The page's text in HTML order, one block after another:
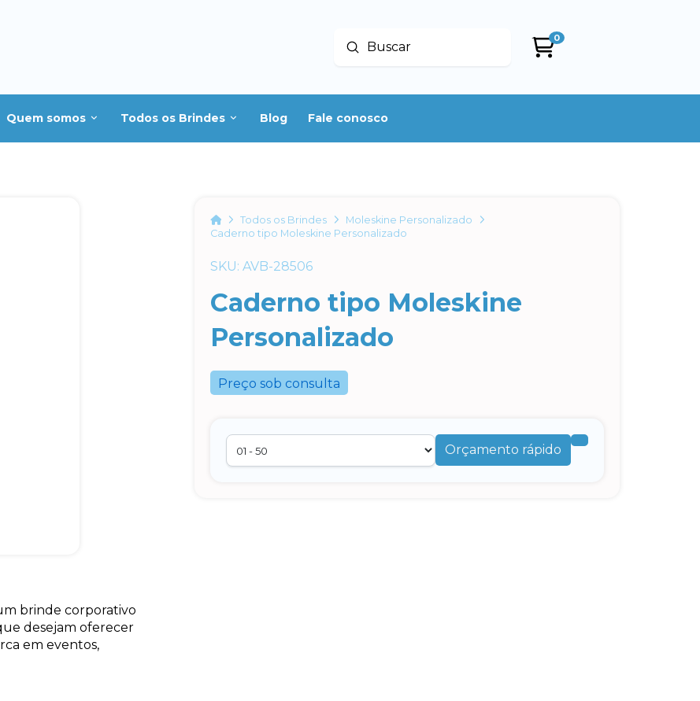
Buscar
Enviar
0
Quem somos Todos os Brindes Blog Fale conosco
HomeTodos os Brindes
Moleskine Personalizado
Caderno tipo Moleskine Personalizado
SKU: AVB-28506
Caderno tipo Moleskine
Personalizado
Preço sob consulta
Orçamento rápido
brinde corporativo
desejam oferecer
em eventos,